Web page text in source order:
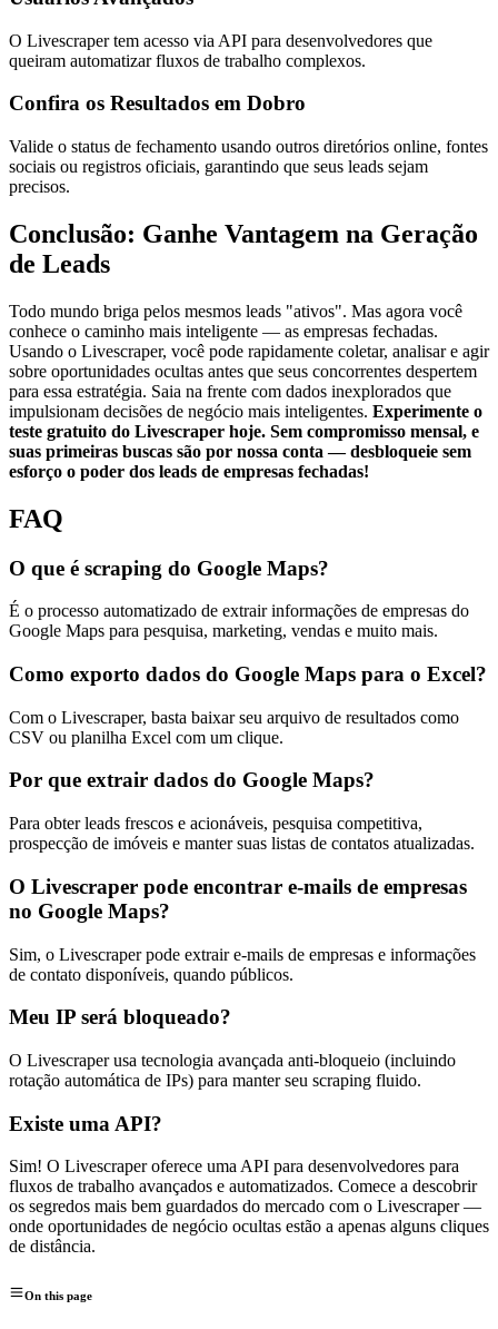
O Livescraper tem acesso via API para desenvolvedores que
queiram automatizar fluxos de trabalho complexos.
Confira os Resultados em Dobro
Valide o status de fechamento usando outros diretórios online, fontes
sociais ou registros oficiais, garantindo que seus leads sejam
precisos.
Conclusão: Ganhe Vantagem na Geração
de Leads
Todo mundo briga pelos mesmos leads "ativos". Mas agora você
conhece o caminho mais inteligente — as empresas fechadas.
Usando o Livescraper, você pode rapidamente coletar, analisar e agir
sobre oportunidades ocultas antes que seus concorrentes despertem
para essa estratégia. Saia na frente com dados inexplorados que
impulsionam decisões de negócio mais inteligentes. Experimente o
teste gratuito do Livescraper hoje. Sem compromisso mensal, e
suas primeiras buscas são por nossa conta — desbloqueie sem
esforço o poder dos leads de empresas fechadas!
FAQ
O que é scraping do Google Maps?
É o processo automatizado de extrair informações de empresas do
Google Maps para pesquisa, marketing, vendas e muito mais.
Como exporto dados do Google Maps para o Excel?
Com o Livescraper, basta baixar seu arquivo de resultados como
CSV ou planilha Excel com um clique.
Por que extrair dados do Google Maps?
Para obter leads frescos e acionáveis, pesquisa competitiva,
prospecção de imóveis e manter suas listas de contatos atualizadas.
O Livescraper pode encontrar e-mails de empresas
no Google Maps?
Sim, o Livescraper pode extrair e-mails de empresas e informações
de contato disponíveis, quando públicos.
Meu IP será bloqueado?
O Livescraper usa tecnologia avançada anti-bloqueio (incluindo
rotação automática de IPs) para manter seu scraping fluido.
Existe uma API?
Sim! O Livescraper oferece uma API para desenvolvedores para
fluxos de trabalho avançados e automatizados. Comece a descobrir
os segredos mais bem guardados do mercado com o Livescraper —
onde oportunidades de negócio ocultas estão a apenas alguns cliques
de distância.
On this page